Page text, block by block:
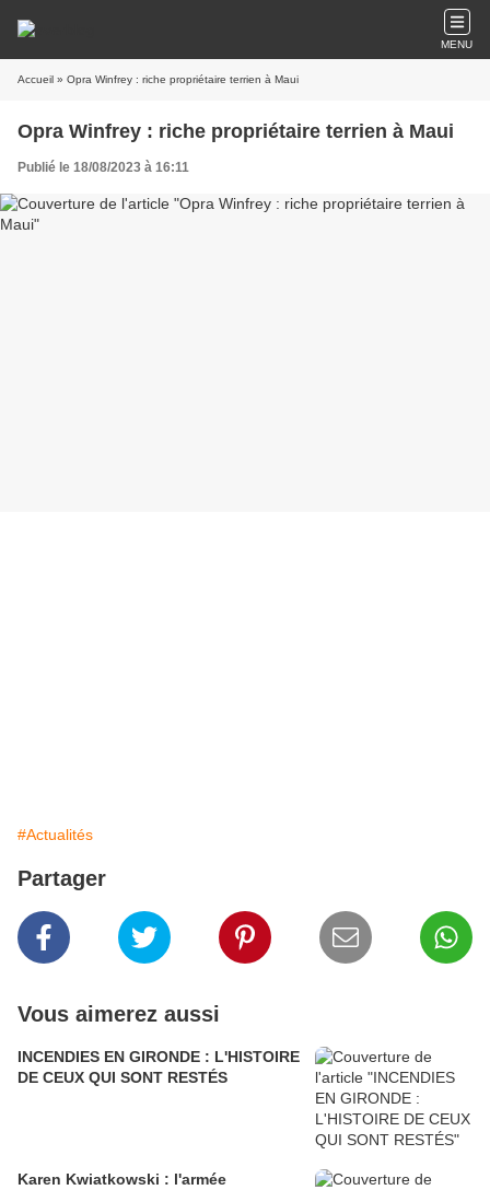
MENU
Accueil » Opra Winfrey : riche propriétaire terrien à Maui
Opra Winfrey : riche propriétaire terrien à Maui
Publié le 18/08/2023 à 16:11
#Actualités
Partager
Vous aimerez aussi
INCENDIES EN GIRONDE : L'HISTOIRE
DE CEUX QUI SONT RESTÉS
Karen Kwiatkowski : l'armée